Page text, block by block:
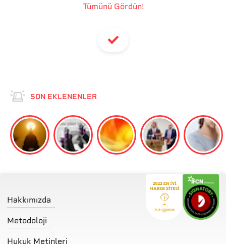
Tümünü Gördün!
SON EKLENENLER
Hakkımızda
Metodoloji
Hukuk Metinleri